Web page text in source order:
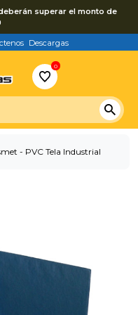
superar el monto de
Descargas
0
- PVC Tela Industrial